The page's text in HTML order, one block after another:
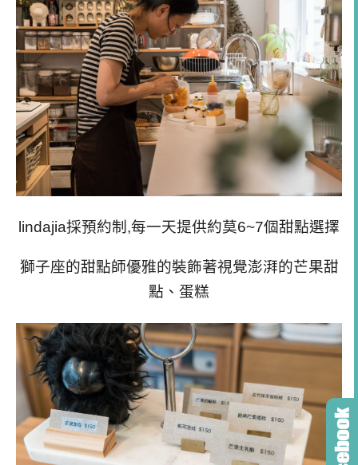
lindajia採預約制,每一天提供約莫6~7個甜點選擇
獅子座的甜點師優雅的裝飾著視覺澎湃的芒果甜
點、蛋糕